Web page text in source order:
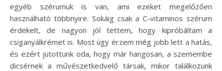
egyéb szérumuk is van, ami ezeket megelőzően
használható többnyire. Sokáig csak a C-vitaminos szérum
érdekelt, de nagyon jól tettem, hogy kipróbáltam a
csiganyálkrémet is. Most úgy érzem még jobb lett a hatás,
és ezért jutottunk oda, hogy már hangosan, a szemembe
dicsérnek a művészetkedvelő társak, mikor találkozunk